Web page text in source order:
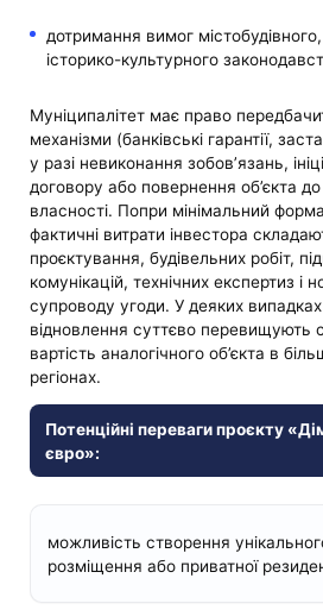
дотримання вимог
історико-культурного
Муніципалітет має право
механізми (банківські гарантії,
у разі невиконання зобов’язань,
договору або повернення об’єкта
власності. Попри мінімальний
фактичні витрати інвестора
проєктування, будівельних робіт,
комунікацій, технічних експертиз і
супроводу угоди. У деяких
відновлення суттєво перевищують
вартість аналогічного об’єкта в
регіонах.
Потенційні переваги проєкту
євро»:
можливість створення
розміщення або приватної